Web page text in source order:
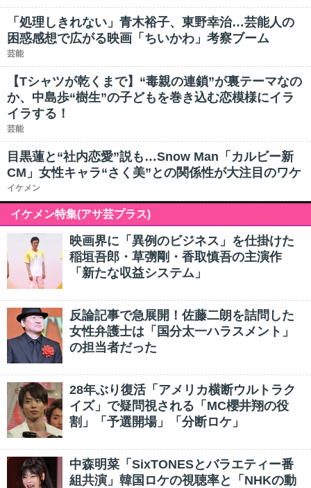
「処理しきれない」青木裕子、東野幸治…芸能人の
困惑感想で広がる映画「ちいかわ」考察ブーム
芸能
【Tシャツが乾くまで】“毒親の連鎖”が裏テーマなの
か、中島歩“樹生”の子どもを巻き込む恋模様にイラ
イラする！
芸能
目黒蓮と“社内恋愛”説も…Snow Man「カルビー新
CM」女性キャラ“さく美”との関係性が大注目のワケ
イケメン
イケメン特集(アサ芸プラス)
映画界に「異例のビジネス」を仕掛けた
稲垣吾郎・草彅剛・香取慎吾の主演作
「新たな収益システム」
反論記事で急展開！佐藤二朗を詰問した
女性弁護士は「国分太一ハラスメント」
の担当者だった
28年ぶり復活「アメリカ横断ウルトラク
イズ」で疑問視される「MC櫻井翔の役
割」「予選開場」「分断ロケ」
中森明菜「SixTONESとバラエティー番
組共演」韓国ロケの視聴率と「NHKの動